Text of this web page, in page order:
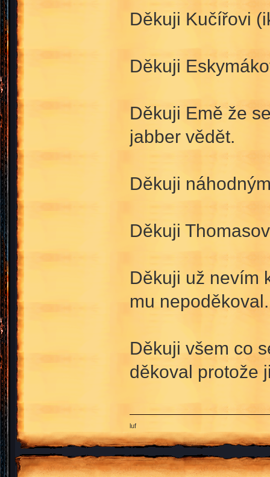
Děkuji Kučířovi
Děkuji
Děkuji Emě že
jabber vědět.
Děkuji
Děkuji
Děkuji už nevím
mu nepoděkoval.
Děkuji všem co
děkoval protože
luf